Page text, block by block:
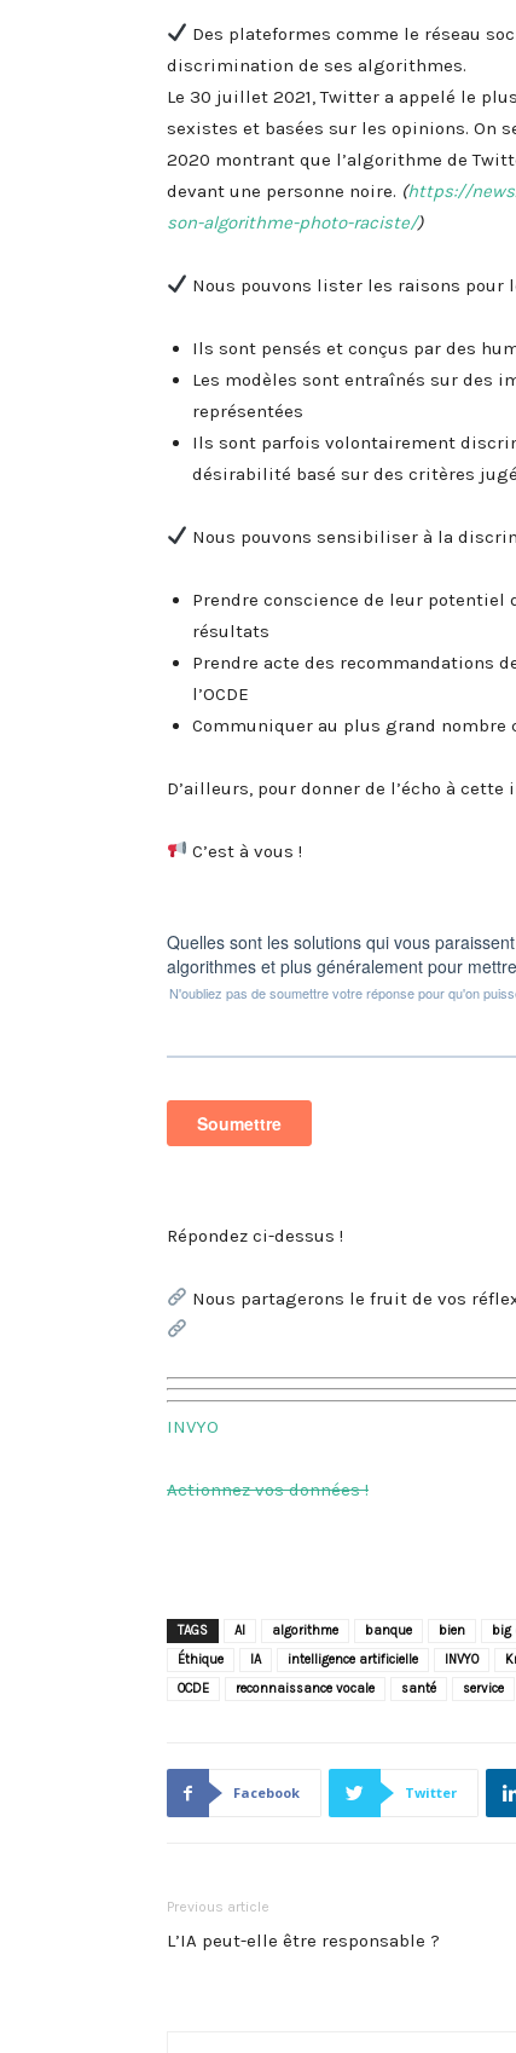
Des plateformes comme le réseau
discrimination de ses algorithmes.
Le 30 juillet 2021, Twitter a appelé le
sexistes et basées sur les opinions. On
2020 montrant que l’algorithme de
devant une personne noire. (https://
son-algorithme-photo-raciste/)
Nous pouvons lister les raisons
Ils sont pensés et conçus par des
Les modèles sont entraînés sur des
représentées
Ils sont parfois volontairement
désirabilité basé sur des critères
Nous pouvons sensibiliser à la
Prendre conscience de leur
résultats
Prendre acte des recommandations
l’OCDE
Communiquer au plus grand nombre
D’ailleurs, pour donner de l’écho à
C’est à vous !
Répondez ci-dessus !
Nous partagerons le fruit de vos
INVYO
Actionnez vos données !
TAGS AI algorithme banque bien big
Éthique
IA intelligence artificielle INVYO
OCDE
reconnaissance vocale santé service
Facebook Twitter
Previous article
L’IA peut-elle être responsable ?